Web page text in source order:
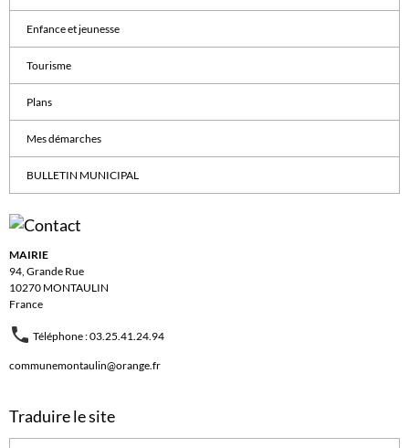
Enfance et jeunesse
Tourisme
Plans
Mes démarches
BULLETIN MUNICIPAL
MAIRIE
94, Grande Rue
10270 MONTAULIN
France
Téléphone : 03.25.41.24.94
communemontaulin@orange.fr
Traduire le site